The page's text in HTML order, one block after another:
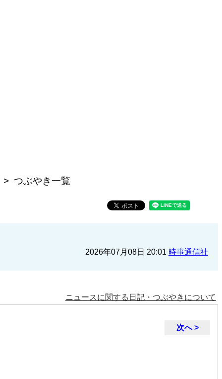
つぶやき一覧
2026年07月08日 20:01 時事通信社
ニュースに関する日記・つぶやきについて
次へ >